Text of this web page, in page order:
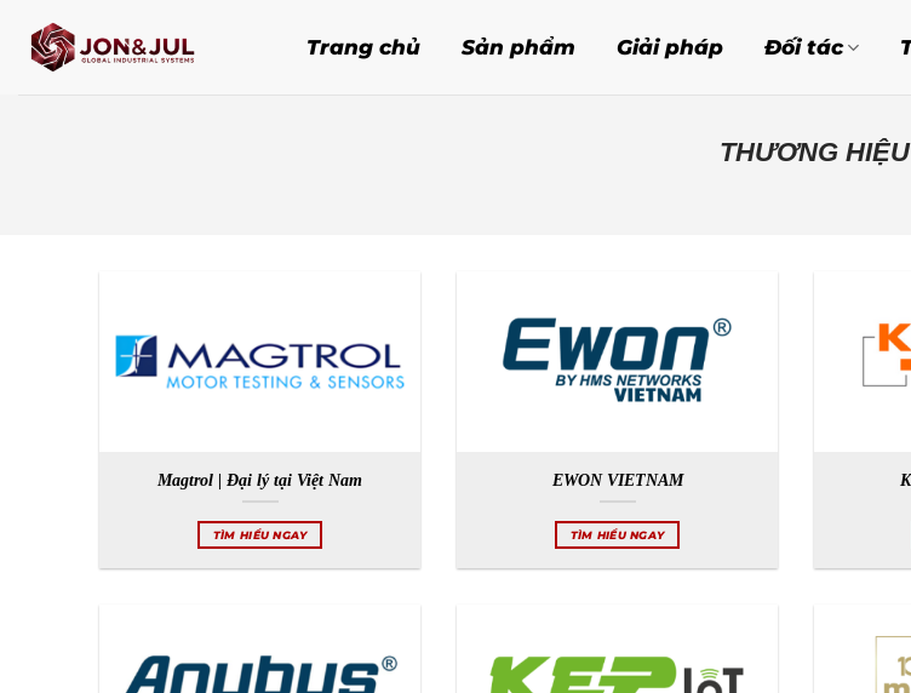
qua
Trang chủ Sản phẩm Giải pháp Đối tác
THƯƠNG HIỆU
Magtrol | Đại lý tại Việt Nam
TÌM HIỂU NGAY
EWON VIETNAM
TÌM HIỂU NGAY